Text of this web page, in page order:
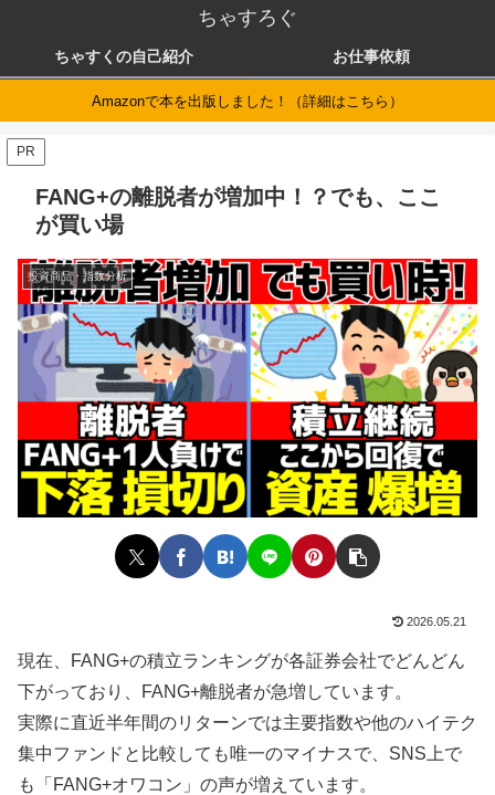
ちゃすろぐ
ちゃすくの自己紹介 お仕事依頼
Amazonで本を出版しました！（詳細はこちら）
PR
FANG+の離脱者が増加中！？でも、ここ
が買い場
投資商品・指数分析
2026.05.21
現在、FANG+の積立ランキングが各証券会社でどんどん
下がっており、FANG+離脱者が急増しています。
実際に直近半年間のリターンでは主要指数や他のハイテク
集中ファンドと比較しても唯一のマイナスで、SNS上で
も「FANG+オワコン」の声が増えています。